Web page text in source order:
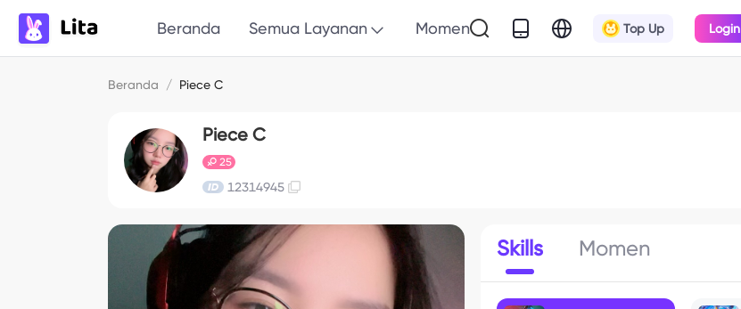
Beranda Semua Layanan Momen Top Up Login
Beranda / Piece C
Piece C
25
12314945
Skills Momen